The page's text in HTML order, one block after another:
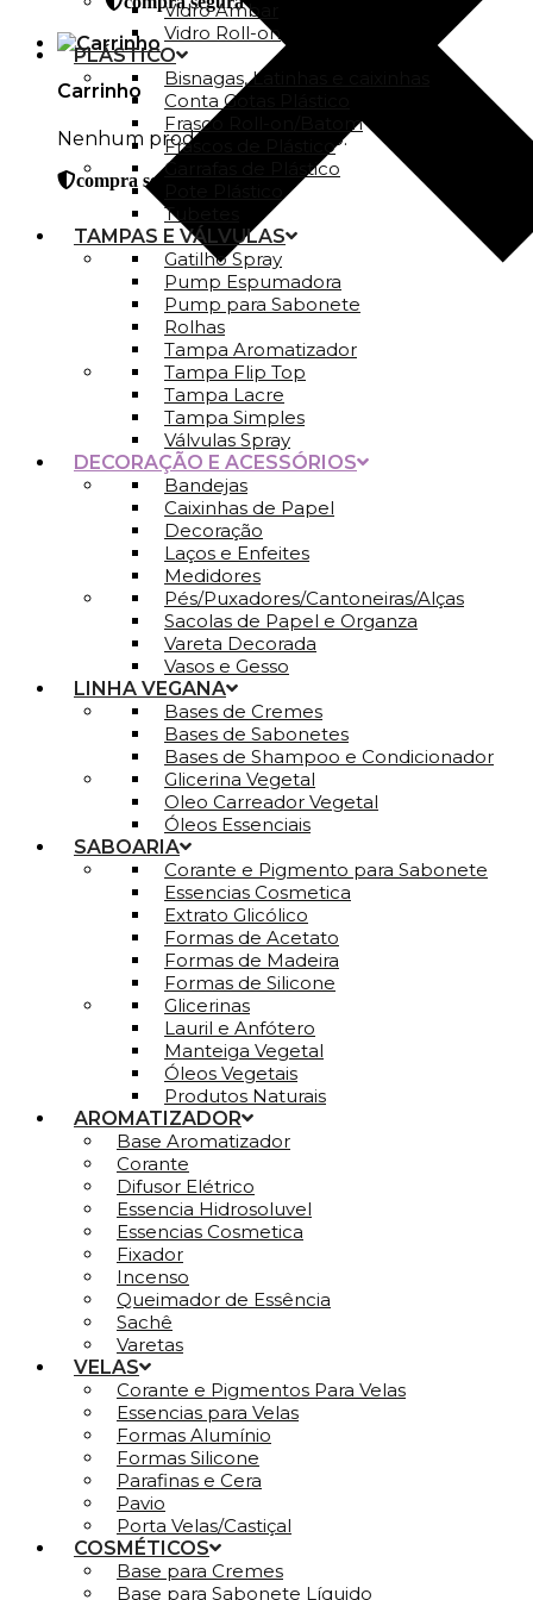
Carrinho
Nenhum produto no carrinho.
compra segura
Vidro Ambar
Vidro Roll-on
PLÁSTICO
Bisnagas, Latinhas e caixinhas
Conta Gotas Plástico
Frasco Roll-on/Batom
Frascos de Plástico
Garrafas de Plástico
Tubetes
TAMPAS E VÁLVULAS
Gatilho Spray
Pump Espumadora
Pump para Sabonete
Rolhas
Tampa Aromatizador
Tampa Flip Top
Tampa Lacre
Tampa Simples
Válvulas Spray
DECORAÇÃO E ACESSÓRIOS
Bandejas
Caixinhas de Papel
Decoração
Laços e Enfeites
Medidores
Pés/Puxadores/Cantoneiras/Alças
Sacolas de Papel e Organza
Vareta Decorada
Vasos e Gesso
LINHA VEGANA
Bases de Cremes
Bases de Sabonetes
Bases de Shampoo e Condicionador
Glicerina Vegetal
Oleo Carreador Vegetal
Óleos Essenciais
SABOARIA
Corante e Pigmento para Sabonete
Essencias Cosmetica
Extrato Glicólico
Formas de Acetato
Formas de Madeira
Formas de Silicone
Glicerinas
Lauril e Anfótero
Manteiga Vegetal
Óleos Vegetais
Produtos Naturais
AROMATIZADOR
Base Aromatizador
Corante
Difusor Elétrico
Essencia Hidrosoluvel
Essencias Cosmetica
Fixador
Incenso
Queimador de Essência
Sachê
Varetas
VELAS
Corante e Pigmentos Para Velas
Essencias para Velas
Formas Alumínio
Formas Silicone
Parafinas e Cera
Pavio
Porta Velas/Castiçal
COSMÉTICOS
Base para Cremes
Base para Sabonete Líquido